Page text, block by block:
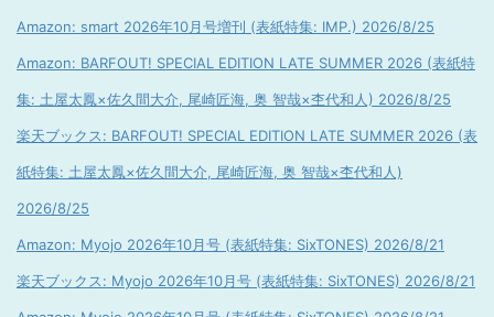
Amazon: smart 2026年10月号増刊 (表紙特集: IMP.) 2026/8/25
Amazon: BARFOUT! SPECIAL EDITION LATE SUMMER 2026 (表紙特
集: 土屋太鳳×佐久間大介, 尾崎匠海, 奥 智哉×杢代和人) 2026/8/25
楽天ブックス: BARFOUT! SPECIAL EDITION LATE SUMMER 2026 (表
紙特集: 土屋太鳳×佐久間大介, 尾崎匠海, 奥 智哉×杢代和人)
2026/8/25
Amazon: Myojo 2026年10月号 (表紙特集: SixTONES) 2026/8/21
楽天ブックス: Myojo 2026年10月号 (表紙特集: SixTONES) 2026/8/21